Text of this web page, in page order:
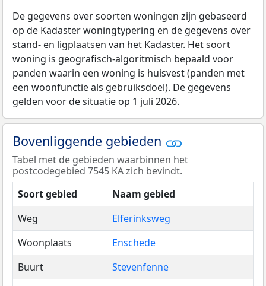
De gegevens over soorten woningen zijn gebaseerd
op de Kadaster woningtypering en de gegevens over
stand- en ligplaatsen van het Kadaster. Het soort
woning is geografisch-algoritmisch bepaald voor
panden waarin een woning is huisvest (panden met
een woonfunctie als gebruiksdoel). De gegevens
gelden voor de situatie op 1 juli 2026.
Bovenliggende gebieden
Tabel met de gebieden waarbinnen het
postcodegebied 7545 KA zich bevindt.
Soort gebied
Naam gebied
Weg
Elferinksweg
Woonplaats
Enschede
Buurt
Stevenfenne